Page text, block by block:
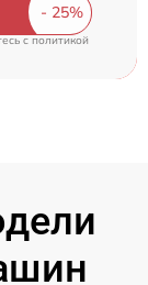
cполитикой